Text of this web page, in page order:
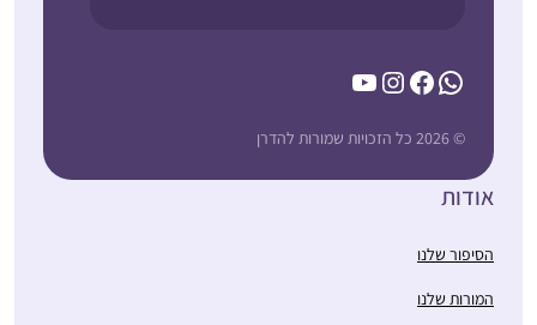
WhatsApp
Facebook
Instagram
YouTube
© 2026 כל הזכויות שמורות להדרן
אודות
הסיפור שלנו
המורות שלנו